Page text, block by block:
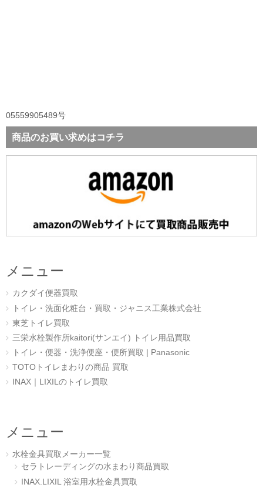
05559905489号
商品のお買い求めはコチラ
メニュー
カクダイ便器買取
トイレ・洗面化粧台・買取・ジャニス工業株式会社
東芝トイレ買取
三栄水栓製作所kaitori(サンエイ) トイレ用品買取
トイレ・便器・洗浄便座・便所買取 | Panasonic
TOTOトイレまわりの商品 買取
INAX｜LIXILのトイレ買取
メニュー
水栓金具買取メーカー一覧
セラトレーディングの水まわり商品買取
INAX.LIXIL 浴室用水栓金具買取